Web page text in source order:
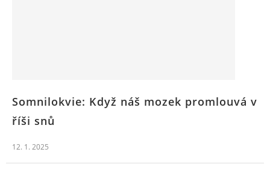
Somnilokvie: Když náš mozek promlouvá v
říši snů
12. 1. 2025